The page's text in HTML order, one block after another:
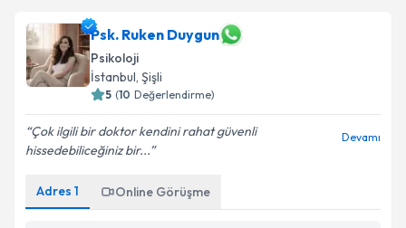
Psk. Ruken Duygun
Psikoloji
İstanbul, Şişli
5 (10 Değerlendirme)
Çok ilgili bir doktor kendini rahat güvenli
hissedebiliceğiniz bir...
Devamı
Adres 1 Online Görüşme